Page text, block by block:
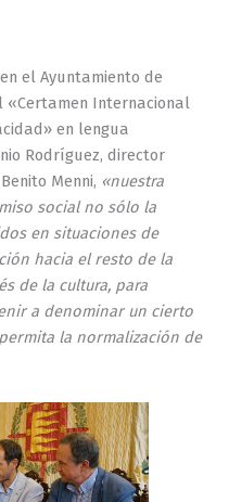
el Ayuntamiento de
Internacional
en lengua
Rodríguez, director
Menni, «nuestra
social no sólo la
en situaciones de
hacia el resto de la
de la cultura, para
a denominar un cierto
la normalización de